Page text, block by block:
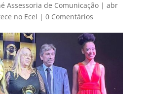
Assessoria de Comunicação| abr
no Ecel | 0 Comentários